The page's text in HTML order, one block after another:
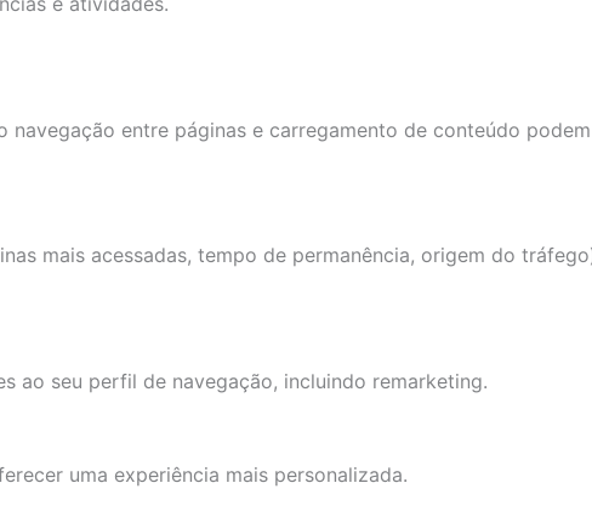
entre páginas e carregamento de conteúdo
mais acessadas, tempo de permanência, origem do
ao seu perfil de navegação, incluindo remarketing.
uma experiência mais personalizada.